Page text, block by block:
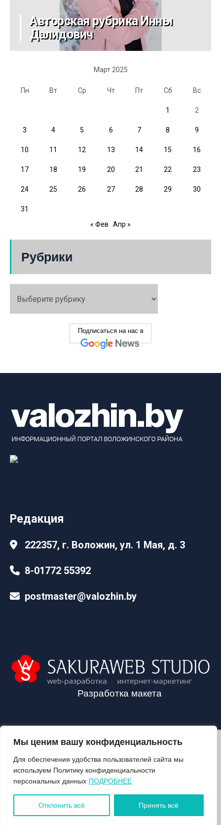
Мы ценим вашу конфиденциальность
Для обеспечения удобства пользователей сайта мы
используем Политику конфиденциальности
персональных данных ПОДРОБНЕЕ
Отклонить всё Принять всё
Авторская рубрика Инны
Далидович
Март 2025
Пн Вт Ср Чт Пт Сб Вс
1 2
3 4 5 6 7 8 9
10 11 12 13 14 15 16
17 18 19 20 21 22 23
24 25 26 27 28 29 30
31
« Фев
Апр »
Рубрики
Подписаться на нас в
Редакция
222357, г. Воложин, ул. 1 Мая, д. 3
8-01772 55392
postmaster@valozhin.by
Разработка макета
2024©VALOZHIN.BY - НОВОСТИ ВОЛОЖИНСКОГО РАЙОНА
О ГАЗЕТЕ
ПОДПИСКА
КОНТАКТЫ